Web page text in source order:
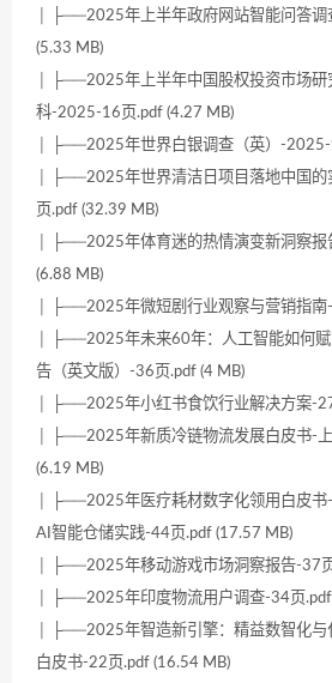
│ ├──2025年上半年政府网站智能问答
(5.33 MB)
│ ├──2025年上半年中国股权投资市场研
科-2025-16页.pdf (4.27 MB)
│ ├──2025年世界白银调查（英）-
│ ├──2025年世界清洁日项目落地中国的
页.pdf (32.39 MB)
│ ├──2025年体育迷的热情演变新洞察
(6.88 MB)
│ ├──2025年微短剧行业观察与营销指南
│ ├──2025年未来60年：人工智能如何
告（英文版）-36页.pdf (4 MB)
│ ├──2025年小红书食饮行业解决方案-
│ ├──2025年新质冷链物流发展白皮书-
(6.19 MB)
│ ├──2025年医疗耗材数字化领用白皮书
AI智能仓储实践-44页.pdf (17.57 MB)
│ ├──2025年移动游戏市场洞察报告-37
│ ├──2025年印度物流用户调查-34页
│ ├──2025年智造新引擎：精益数智化与
白皮书-22页.pdf (16.54 MB)